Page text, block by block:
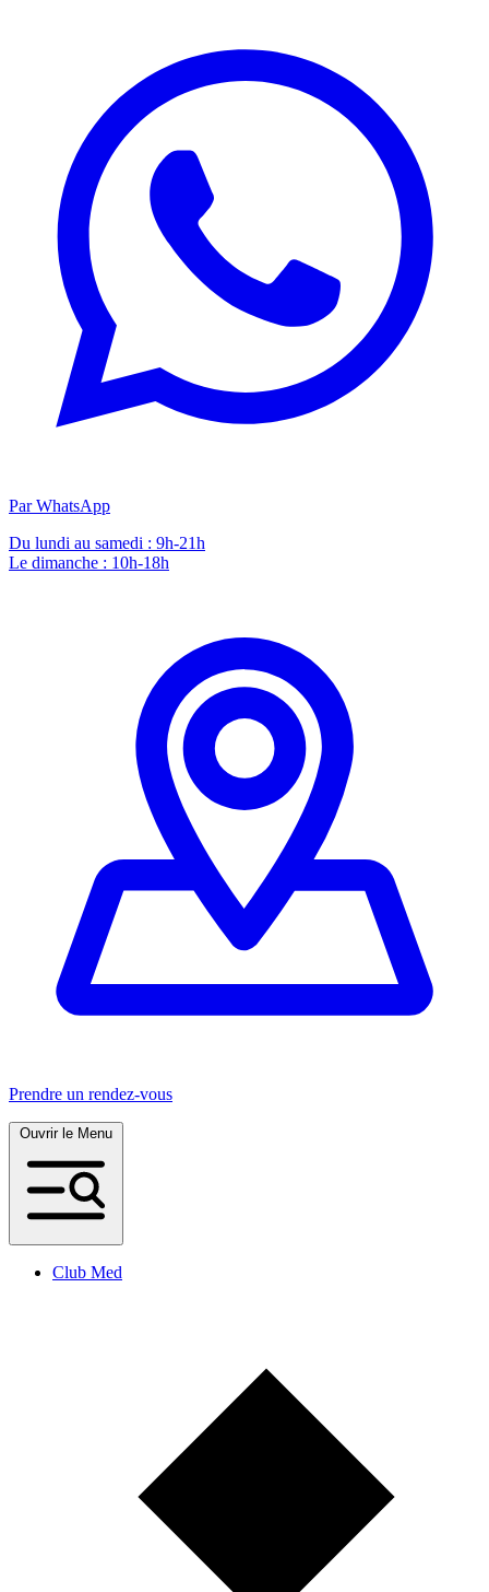
Par WhatsApp
Du lundi au samedi : 9h-21h
Le dimanche : 10h-18h
Prendre un rendez-vous
Club Med